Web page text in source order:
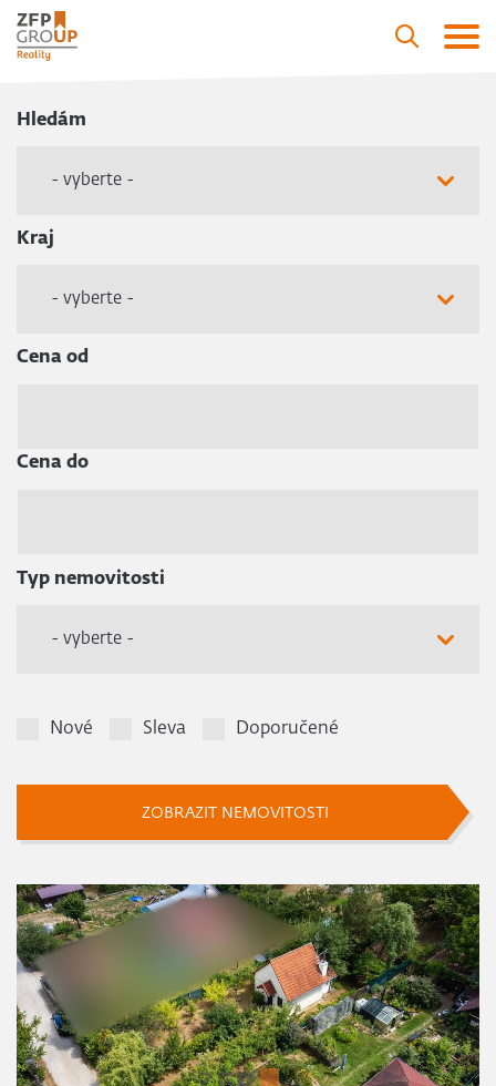
Hledám
- vyberte -
Kraj
- vyberte -
Cena od
Cena do
Typ nemovitosti
- vyberte -
Nové Sleva Doporučené
ZOBRAZIT NEMOVITOSTI